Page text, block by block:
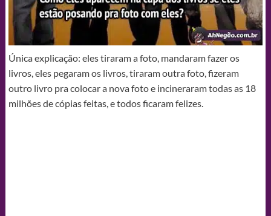
Única explicação: eles tiraram a foto, mandaram fazer os
livros, eles pegaram os livros, tiraram outra foto, fizeram
outro livro pra colocar a nova foto e incineraram todas as 18
milhões de cópias feitas, e todos ficaram felizes.